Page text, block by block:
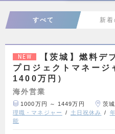
すべて 新着
NEW
【茨城】燃料デ
プロジェクトマネー
1400万円）
海外営業
1000万円 ～ 1449万円 茨
理職・マネジャー
土日祝休み
能